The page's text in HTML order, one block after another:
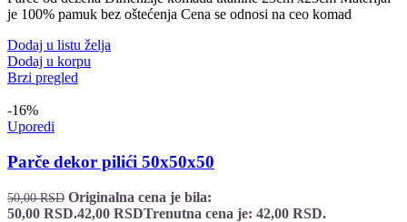
je 100% pamuk bez oštećenja Cena se odnosi na ceo komad
Dodaj u listu želja
Dodaj u korpu
Brzi pregled
-16%
Uporedi
Parče dekor pilići 50x50x50
50,00RSD Originalna cena je bila:
50,00 RSD.42,00 RSDTrenutna cena je: 42,00 RSD.